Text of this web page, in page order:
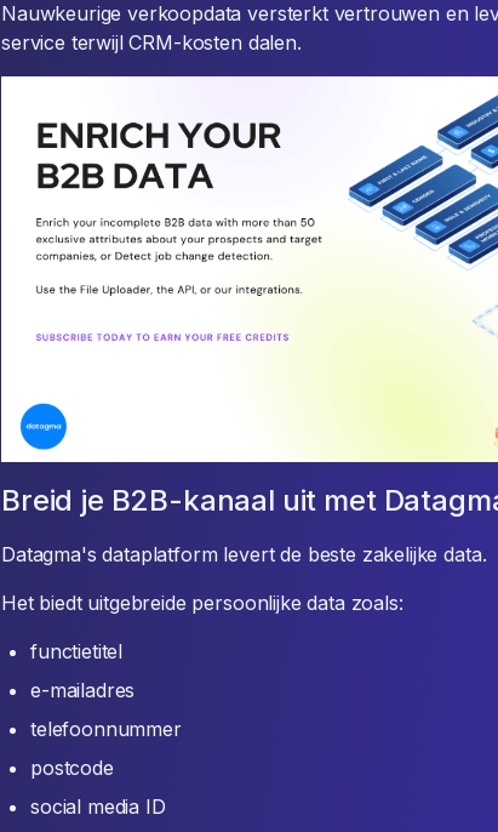
Nauwkeurige verkoopdata versterkt vertrouwen en
service terwijl CRM-kosten dalen.
Breid je B2B-kanaal uit met
Datagma's dataplatform levert de beste zakelijke data.
Het biedt uitgebreide persoonlijke data zoals:
functietitel
e-mailadres
telefoonnummer
postcode
social media ID